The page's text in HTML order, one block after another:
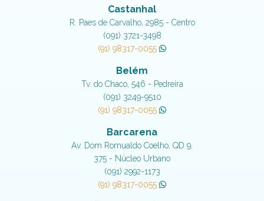
Castanhal
R. Paes de Carvalho, 2985 - Centro
(091) 3721-3498
(91) 98317-0055
Belém
Tv. do Chaco, 546 - Pedreira
(091) 3249-9510
(91) 98317-0055
Barcarena
Av. Dom Romualdo Coelho, QD 9,
375 - Núcleo Urbano
(091) 2992-1173
(91) 98317-0055